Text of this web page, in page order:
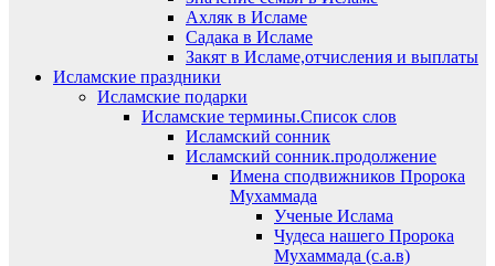
Ахляк в Исламе
Садака в Исламе
Закят в Исламе,отчисления и выплаты
Исламские праздники
Исламские подарки
Исламские термины.Список слов
Исламский сонник
Исламский сонник.продолжение
Имена сподвижников Пророка
Мухаммада
Ученые Ислама
Чудеса нашего Пророка
Мухаммада (с.а.в)